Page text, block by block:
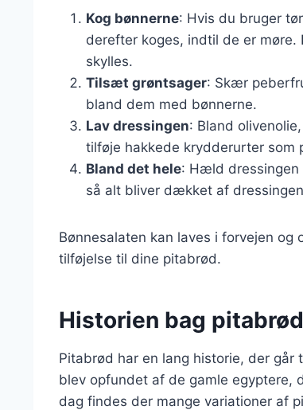
Kog bønnerne: Hvis du bruger
derefter koges, indtil de er
skylles.
Tilsæt grøntsager: Skær
bland dem med bønnerne.
Lav dressingen: Bland
tilføje hakkede krydderurter som
Bland det hele: Hæld dressingen
så alt bliver dækket af
Bønnesalaten kan laves i forvejen
tilføjelse til dine pitabrød.
Historien bag
Pitabrød har en lang historie, der
blev opfundet af de gamle egyptere,
dag findes der mange variationer af